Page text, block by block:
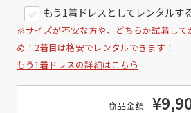
もう1着ドレスとしてレンタルす
※サイズが不安な方や、どちらか試着して
め！2着目は格安でレンタルできます！
もう1着ドレスの詳細はこちら
商品金額